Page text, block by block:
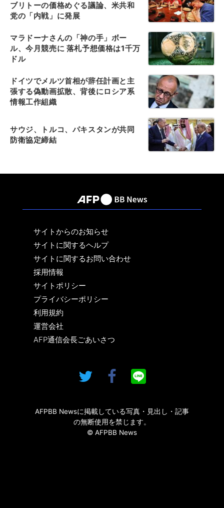
ブリトーの価格めぐる議論、米共和
党の「内戦」に発展
マラドーナさんの「神の手」ボー
ル、今月競売に 落札予想価格は1千万
ドル
ドイツでメルツ首相が辞任計画と主
張する偽動画拡散、背後にロシア系
情報工作組織
サウジ、トルコ、パキスタンが共同
防衛協定締結
サイトからのお知らせ
サイトに関するヘルプ
サイトに関するお問い合わせ
採用情報
サイトポリシー
プライバシーポリシー
利用規約
運営会社
AFP通信会長ごあいさつ
AFPBB Newsに掲載している写真・見出し・記事
の無断使用を禁じます。
© AFPBB News